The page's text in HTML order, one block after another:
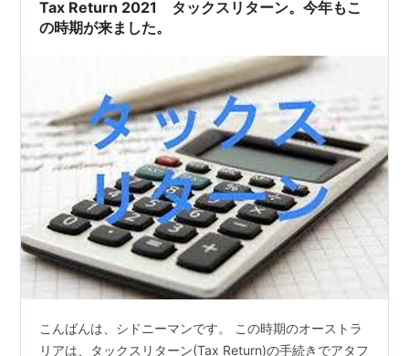
Tax Return 2021 タックスリターン。今年もこ
の時期が来ました。
こんばんは、シドニーマンです。 この時期のオーストラ
リアは、タックスリターン(Tax Return)の手続きでアタフ